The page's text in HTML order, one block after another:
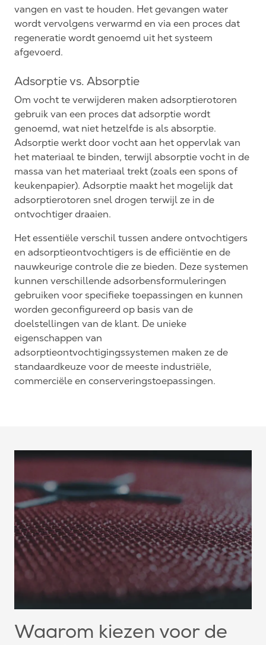
vangen en vast te houden. Het gevangen water
wordt vervolgens verwarmd en via een proces dat
regeneratie wordt genoemd uit het systeem
afgevoerd.
Adsorptie vs. Absorptie
Om vocht te verwijderen maken adsorptierotoren
gebruik van een proces dat adsorptie wordt
genoemd, wat niet hetzelfde is als absorptie.
Adsorptie werkt door vocht aan het oppervlak van
het materiaal te binden, terwijl absorptie vocht in de
massa van het materiaal trekt (zoals een spons of
keukenpapier). Adsorptie maakt het mogelijk dat
adsorptierotoren snel drogen terwijl ze in de
ontvochtiger draaien.
Het essentiële verschil tussen andere ontvochtigers
en adsorptieontvochtigers is de efficiëntie en de
nauwkeurige controle die ze bieden. Deze systemen
kunnen verschillende adsorbensformuleringen
gebruiken voor specifieke toepassingen en kunnen
worden geconfigureerd op basis van de
doelstellingen van de klant. De unieke
eigenschappen van
adsorptieontvochtigingssystemen maken ze de
standaardkeuze voor de meeste industriële,
commerciële en conserveringstoepassingen.
Waarom kiezen voor de